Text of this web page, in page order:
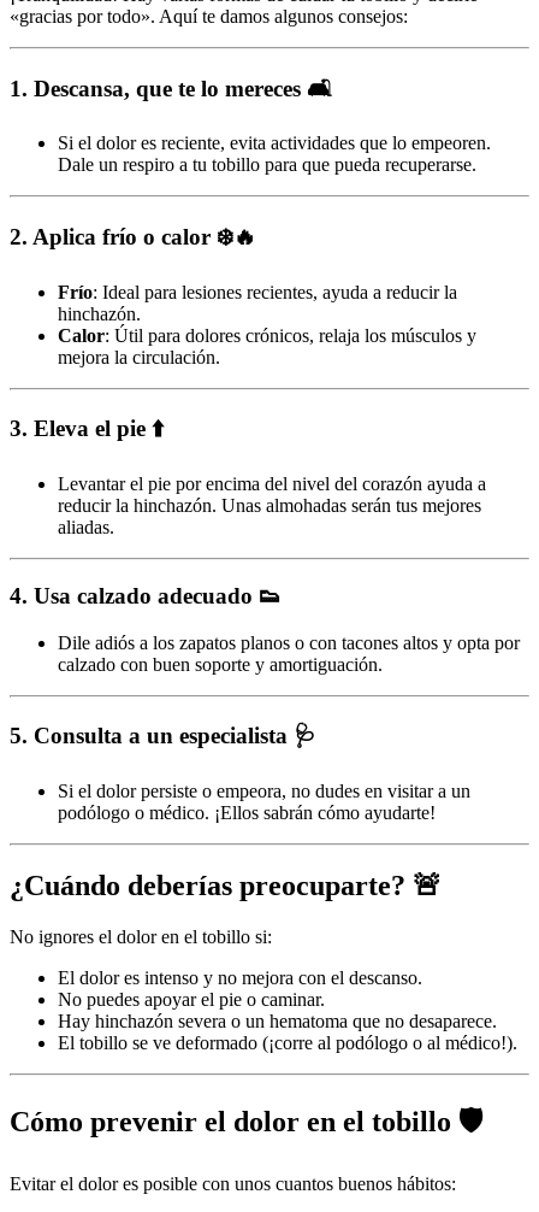
«gracias por todo». Aquí te damos algunos consejos:
1. Descansa, que te lo mereces 🛋️
Si el dolor es reciente, evita actividades que lo empeoren.
Dale un respiro a tu tobillo para que pueda recuperarse.
2. Aplica frío o calor ❄️🔥
Frío: Ideal para lesiones recientes, ayuda a reducir la
hinchazón.
Calor: Útil para dolores crónicos, relaja los músculos y
mejora la circulación.
3. Eleva el pie ⬆️
Levantar el pie por encima del nivel del corazón ayuda a
reducir la hinchazón. Unas almohadas serán tus mejores
aliadas.
4. Usa calzado adecuado 👟
Dile adiós a los zapatos planos o con tacones altos y opta por
calzado con buen soporte y amortiguación.
5. Consulta a un especialista 🩺
Si el dolor persiste o empeora, no dudes en visitar a un
podólogo o médico. ¡Ellos sabrán cómo ayudarte!
¿Cuándo deberías preocuparte? 🚨
No ignores el dolor en el tobillo si:
El dolor es intenso y no mejora con el descanso.
No puedes apoyar el pie o caminar.
Hay hinchazón severa o un hematoma que no desaparece.
El tobillo se ve deformado (¡corre al podólogo o al médico!).
Cómo prevenir el dolor en el tobillo 🛡️
Evitar el dolor es posible con unos cuantos buenos hábitos: